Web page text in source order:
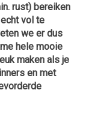
rust) bereiken
vol te
we er dus
hele mooie
maken als je
en met